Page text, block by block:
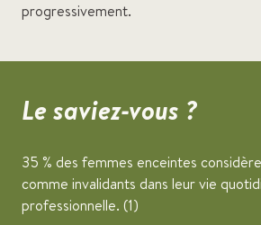
progressivement.
Le saviez-vous ?
35 % des femmes enceintes
comme invalidants dans leur vie
professionnelle. (1)